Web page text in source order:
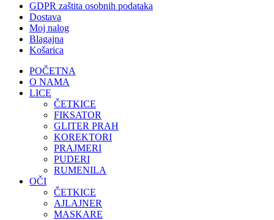
GDPR zaštita osobnih podataka
Dostava
Moj nalog
Blagajna
Košarica
POČETNA
O NAMA
LICE
ČETKICE
FIKSATOR
GLITER PRAH
KOREKTORI
PRAJMERI
PUDERI
RUMENILA
OČI
ČETKICE
AJLAJNER
MASKARE